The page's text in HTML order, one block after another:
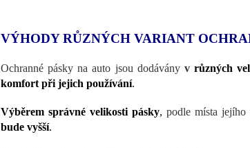
VÝHODY RŮZNÝCH VARIANT
Ochranné pásky na auto jsou dodávány v různých
komfort při jejich používání.
Výběrem správné velikosti pásky, podle místa
bude vyšší.